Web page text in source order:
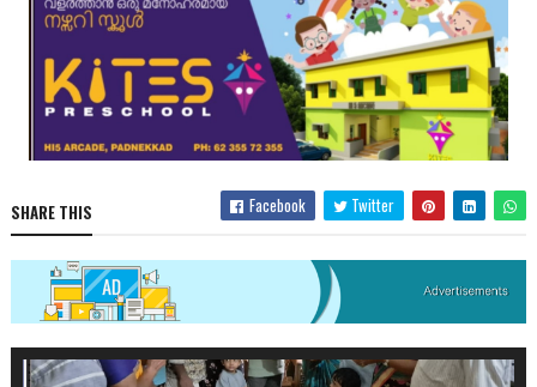
SHARE THIS Facebook Twitter